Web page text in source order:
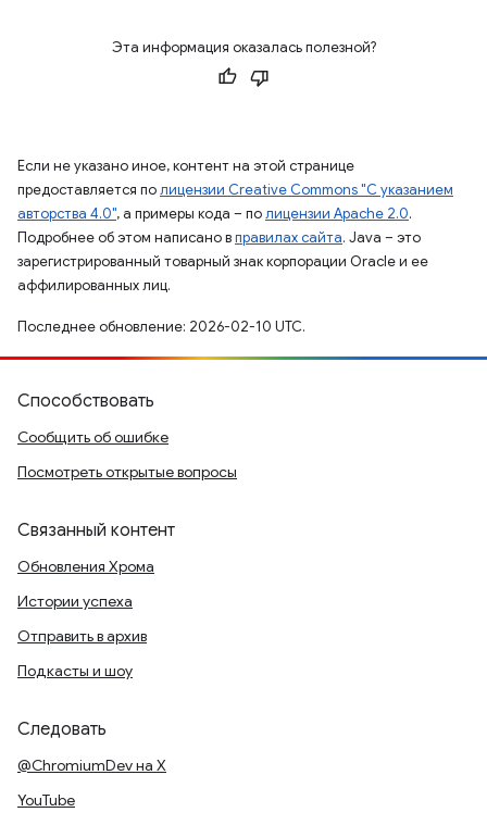
Эта информация оказалась полезной?
Если не указано иное, контент на этой странице
предоставляется полицензии Creative Commons "С указанием
авторства 4.0", а примеры кода – полицензии Apache 2.0.
Подробнее об этом написано вправилах сайта. Java – это
зарегистрированный товарный знак корпорации Oracle и ее
аффилированных лиц.
Последнее обновление: 2026-02-10 UTC.
Способствовать
Сообщить об ошибке
Посмотреть открытые вопросы
Связанный контент
Обновления Хрома
Истории успеха
Отправить в архив
Подкасты и шоу
Следовать
@ChromiumDev на X
YouTube